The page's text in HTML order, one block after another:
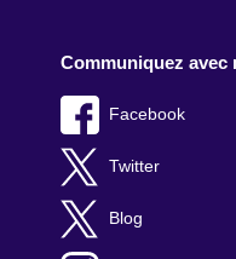
Communiquez avec
Facebook
Twitter
Blog